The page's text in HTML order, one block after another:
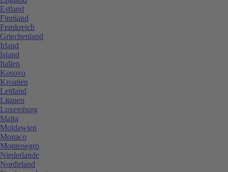
Estland
Finnland
Frankreich
Griechenland
Irland
Island
Italien
Kosovo
Kroatien
Lettland
Litauen
Luxemburg
Malta
Moldawien
Monaco
Montenegro
Niederlande
Nordirland